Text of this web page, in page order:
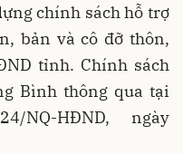
chính sách hỗ trợ
bản và cô đỡ thôn,
tỉnh. Chính sách
Bình thông qua tại
NQ-HĐND, ngày